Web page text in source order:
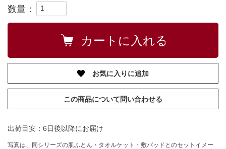
数量：
お気に入りに追加
この商品について問い合わせる
出荷目安：6日後以降にお届け
写真は、同シリーズの肌ふとん・タオルケット・敷パッドとのセットイメー